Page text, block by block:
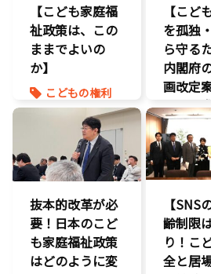
【こども家庭福
祉政策は、この
ままでよいの
か】
こどもの権利
こども政策
命を守る
養子縁組
【こど
を孤独
ら守る
内閣府
画改定
しを要
いじ
こど
こど
命を
子育
充
孤独
抜本的改革が必
要！日本のこど
も家庭福祉政策
はどのように変
【SNS
齢制限
り！こ
全と居